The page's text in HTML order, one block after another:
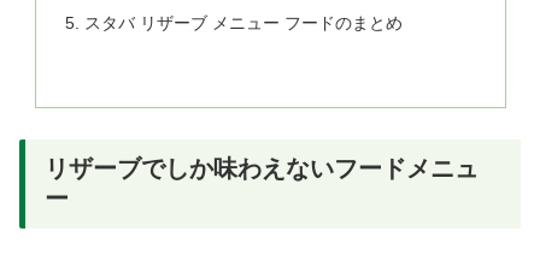
スタバ リザーブ メニュー フードのまとめ
リザーブでしか味わえないフードメニュ
ー